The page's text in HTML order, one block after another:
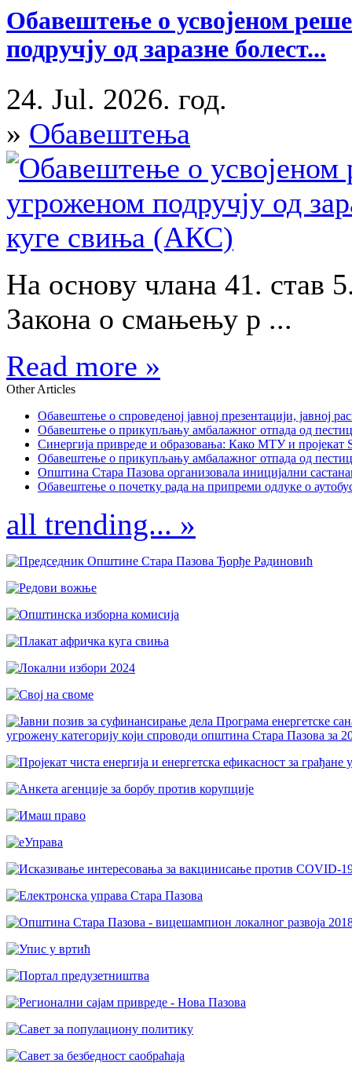
Обавештење о усвојеном
подручју од заразне болест...
24. Jul. 2026. год.
» Обавештења
На основу члана 41. став
Закона о смањењу р ...
Read more »
Other Articles
Обавештење о спроведеној јавној презентацији, јавној
Обавештење о прикупљању амбалажног отпада од
Синергија привреде и образовања: Како МТУ и пројекат
Обавештење о прикупљању амбалажног отпада од
Општина Стара Пазова организовала иницијални
Обавештење о почетку рада на припреми одлуке о
all trending... »